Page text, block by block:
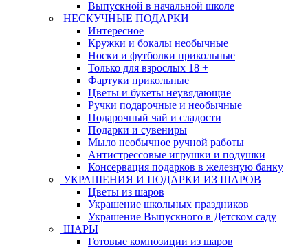
Выпускной в начальной школе
НЕСКУЧНЫЕ ПОДАРКИ
Интересное
Кружки и бокалы необычные
Носки и футболки прикольные
Только для взрослых 18 +
Фартуки прикольные
Цветы и букеты неувядающие
Ручки подарочные и необычные
Подарочный чай и сладости
Подарки и сувениры
Мыло необычное ручной работы
Антистрессовые игрушки и подушки
Консервация подарков в железную банку
УКРАШЕНИЯ И ПОДАРКИ ИЗ ШАРОВ
Цветы из шаров
Украшение школьных праздников
Украшение Выпускного в Детском саду
ШАРЫ
Готовые композиции из шаров